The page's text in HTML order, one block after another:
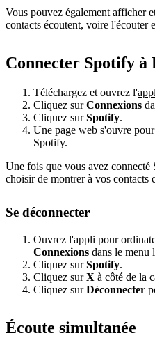
Vous pouvez également afficher
contacts écoutent, voire l'écouter
Connecter Spotify à
Téléchargez et ouvrez l'
Cliquez surConnexions
Cliquez surSpotify.
Une page web s'ouvre
Spotify.
Une fois que vous avez
choisir de montrer à vos contacts
Se déconnecter
Ouvrez l'appli pour
Connexions dans le menu
Cliquez surSpotify.
Cliquez surX à côté de la
Cliquez surDéconnecter
Écoute simultanée